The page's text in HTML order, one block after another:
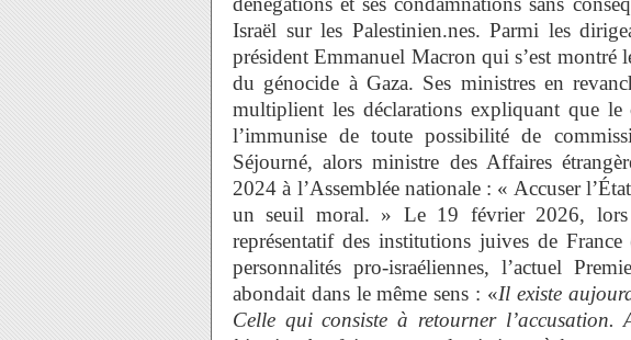
Israël sur les Palestinien.nes. Parmi les
président Emmanuel Macron qui s’est montré
du génocide à Gaza. Ses ministres en
multiplient les déclarations expliquant que le
l’immunise de toute possibilité de
Séjourné, alors ministre des Affaires
2024 à l’Assemblée nationale : « Accuser
un seuil moral. » Le 19 février 2026,
représentatif des institutions juives de
personnalités pro-israéliennes, l’actuel
abondait dans le même sens : «Il existe
Celle qui consiste à retourner l’accusation.